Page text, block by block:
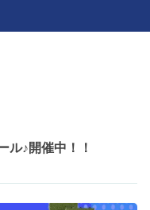
ル♪開催中！！